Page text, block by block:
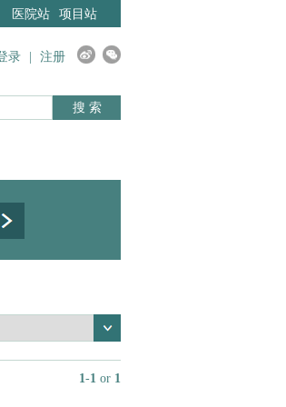
医院站 项目站
录 注册
搜 索
1-1 or 1